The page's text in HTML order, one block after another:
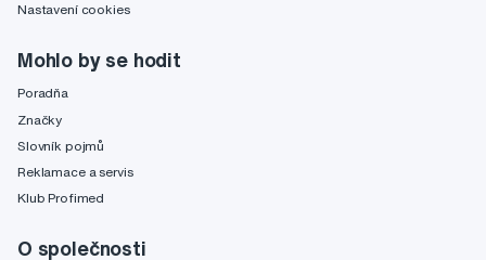
Nastavení cookies
Mohlo by se hodit
Poradňa
Značky
Slovník pojmů
Reklamace a servis
Klub Profimed
O společnosti